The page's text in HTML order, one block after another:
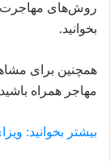
روش‌های مهاجرت
بخوانید.
همچنین برای
مهاجر همراه
بیشتر بخوانید: